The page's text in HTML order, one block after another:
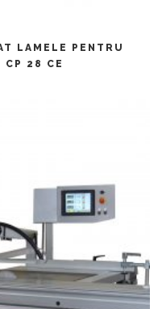
LAMELE PENTRU
CP 28 CE